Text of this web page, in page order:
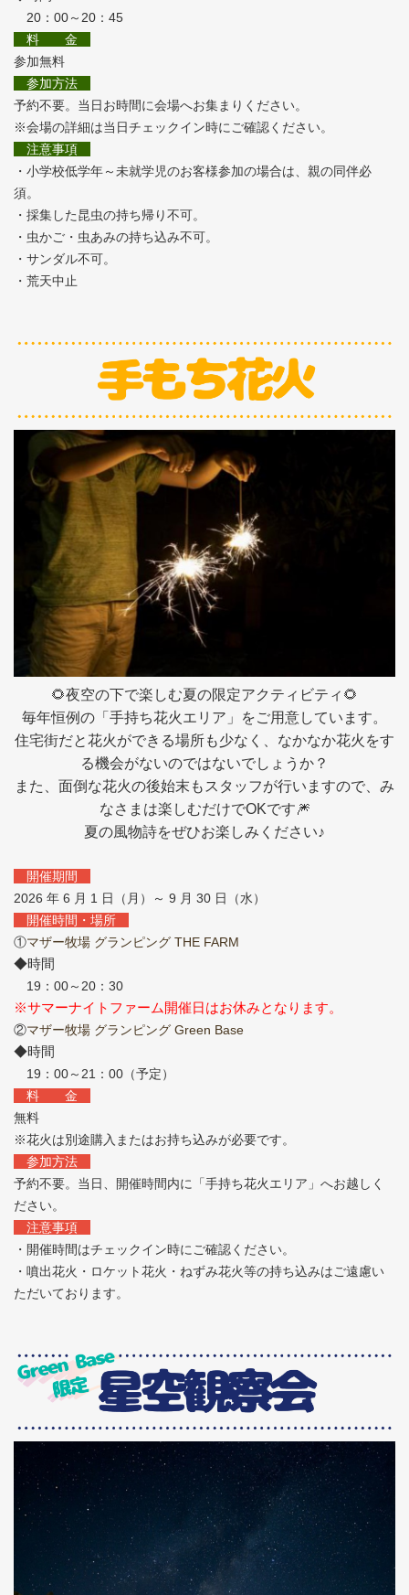
20：00～20：45
料 金
参加無料
参加方法
予約不要。当日お時間に会場へお集まりください。
※会場の詳細は当日チェックイン時にご確認ください。
注意事項
・小学校低学年～未就学児のお客様参加の場合は、親の同伴必
須。
・採集した昆虫の持ち帰り不可。
・虫かご・虫あみの持ち込み不可。
・サンダル不可。
・荒天中止
🌻夜空の下で楽しむ夏の限定アクティビティ🌻
毎年恒例の「手持ち花火エリア」をご用意しています。
住宅街だと花火ができる場所も少なく、なかなか花火をす
る機会がないのではないでしょうか？
また、面倒な花火の後始末もスタッフが行いますので、み
なさまは楽しむだけでOKです🎆
夏の風物詩をぜひお楽しみください♪
開催期間
2026 年 6 月 1 日（月）～ 9 月 30 日（水）
開催時間・場所
①マザー牧場 グランピング THE FARM
◆時間
19：00～20：30
※サマーナイトファーム開催日はお休みとなります。
②マザー牧場 グランピング Green Base
◆時間
19：00～21：00（予定）
料 金
無料
※花火は別途購入またはお持ち込みが必要です。
参加方法
予約不要。当日、開催時間内に「手持ち花火エリア」へお越しく
ださい。
注意事項
・開催時間はチェックイン時にご確認ください。
・噴出花火・ロケット花火・ねずみ花火等の持ち込みはご遠慮い
ただいております。